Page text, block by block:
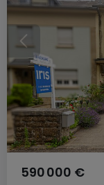
590 000 €